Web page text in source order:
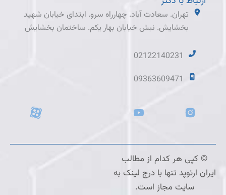
تهران. سعادت آباد. چهارراه سرو. ابتدای خیابان شهید
بخشایش. نبش خیابان بهار یکم. ساختمان بخشایش
02122140231
09363609471
© کپی هر کدام از مطالب
ایران ارتوپد تنها با درج لینک به
سایت مجاز است.